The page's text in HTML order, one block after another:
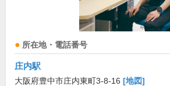
所在地・電話番号
庄内駅
大阪府豊中市庄内東町3-8-16 [地図]